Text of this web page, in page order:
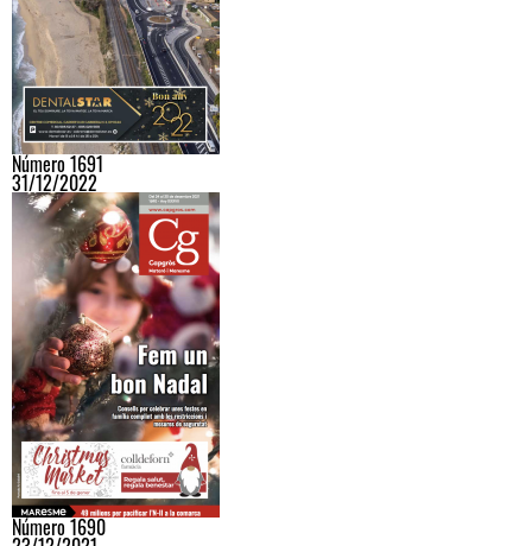
Número 1691
31/12/2022
Número 1690